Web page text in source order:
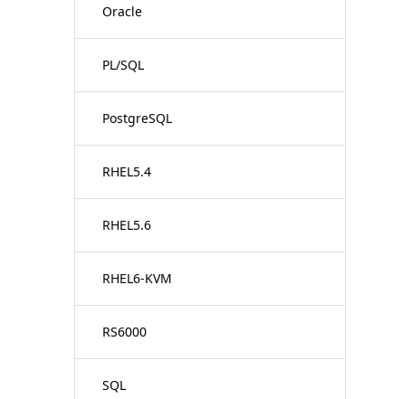
Oracle
PL/SQL
PostgreSQL
RHEL5.4
RHEL5.6
RHEL6-KVM
RS6000
SQL